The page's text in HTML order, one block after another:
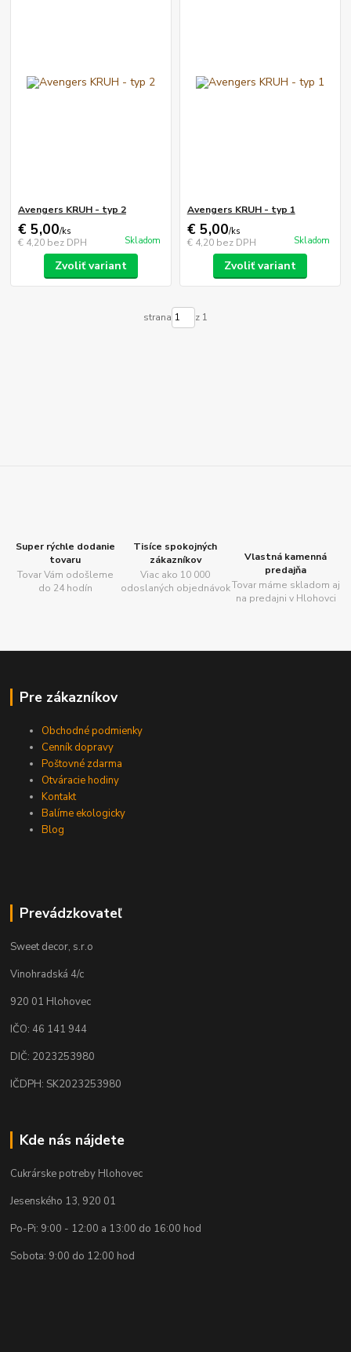
Avengers KRUH - typ 2
€ 5,00/ks
€ 4,20 bez DPH Skladom
Zvoliť variant
Avengers KRUH - typ 1
€ 5,00/ks
€ 4,20 bez DPH Skladom
Zvoliť variant
strana z 1
Super rýchle dodanie
tovaru
Tovar Vám odošleme
do 24 hodín
Tisíce spokojných
zákazníkov
Viac ako 10 000
odoslaných objednávok
Vlastná kamenná
predajňa
Tovar máme skladom aj
na predajni v Hlohovci
Pre zákazníkov
Obchodné podmienky
Cenník dopravy
Poštovné zdarma
Otváracie hodiny
Kontakt
Balíme ekologicky
Blog
Prevádzkovateľ
Sweet decor, s.r.o
Vinohradská 4/c
920 01 Hlohovec
IČO: 46 141 944
DIČ: 2023253980
IČDPH: SK2023253980
Kde nás nájdete
Cukrárske potreby Hlohovec
Jesenského 13, 920 01
Po-Pi: 9:00 - 12:00 a 13:00 do 16:00 hod
Sobota: 9:00 do 12:00 hod